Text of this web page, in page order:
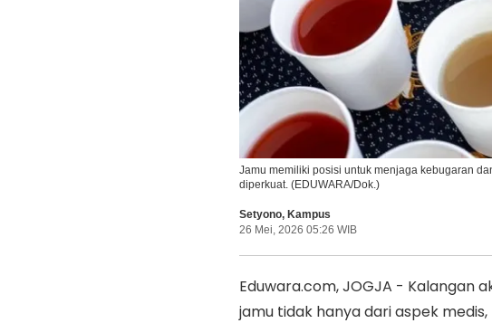
Jamu memiliki posisi untuk menjaga kebugaran
diperkuat. (EDUWARA/Dok.)
Setyono, Kampus
26 Mei, 2026 05:26 WIB
Eduwara.com, JOGJA - Kalangan
jamu tidak hanya dari aspek